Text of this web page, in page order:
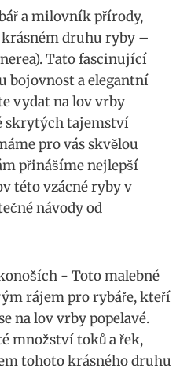
a milovník přírody,
druhu ⁢ryby –
Tato fascinující
bojovnost a elegantní⁢
vydat ⁢na lov vrby
skrytých tajemství
pro vás skvělou‍
přinášíme nejlepší
této vzácné ryby v
návody od
-⁤ Toto⁢ malebné
rájem‌ pro rybáře, kteří⁢
na ⁣lov vrby popelavé.
množství toků a řek,
tohoto ⁤krásného druhu⁢